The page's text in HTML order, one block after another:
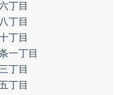
丁目
丁目
丁目
一丁目
丁目
丁目